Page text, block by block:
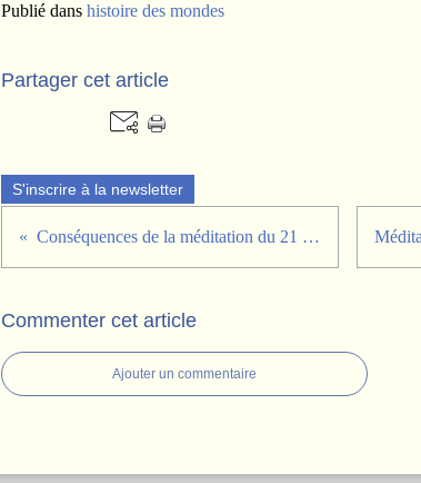
Publié dans histoire des mondes
Partager cet article
S'inscrire à la newsletter
Conséquences de la méditation du 21 novembre 2012
Commenter cet article
Ajouter un commentaire